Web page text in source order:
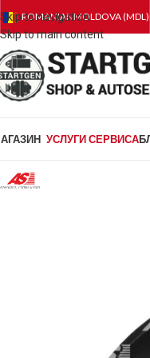
Skip to navigation
Skip to main content
ROMANIANMOLDOVA (MDL)
УСЛУГИ СЕРВИСА